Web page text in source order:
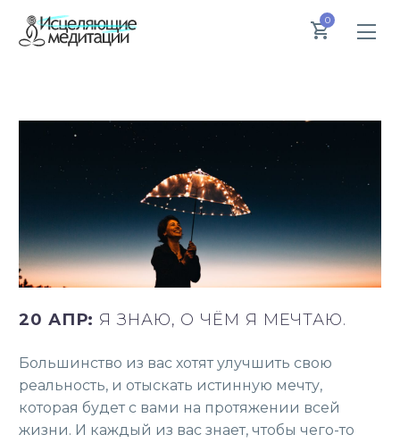
0
20 АПР: Я ЗНАЮ, О ЧЁМ Я МЕЧТАЮ.
Большинство из вас хотят улучшить свою
реальность, и отыскать истинную мечту,
которая будет с вами на протяжении всей
жизни. И каждый из вас знает, чтобы чего-то